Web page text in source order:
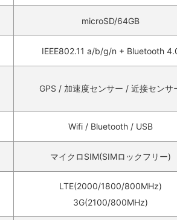
microSD/64GB
IEEE802.11 a/b/g/n + Bluetooth
GPS / 加速度センサー / 近接センサ
Wifi / Bluetooth / USB
マイクロSIM(SIMロックフリー)
LTE(2000/1800/800MHz)
3G(2100/800MHz)